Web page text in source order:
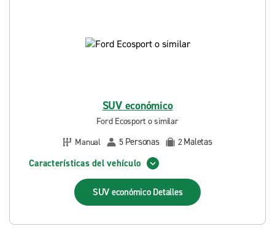
SUV económico
Ford Ecosport o similar
Manual
5 Personas 2Maletas
Características del vehículo
SUV económico Detalles